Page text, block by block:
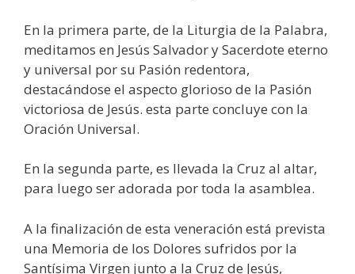
En la primera parte, de la Liturgia de la Palabra,
meditamos en Jesús Salvador y Sacerdote eterno
y universal por su Pasión redentora,
destacándose el aspecto glorioso de la Pasión
victoriosa de Jesús. esta parte concluye con la
Oración Universal.
En la segunda parte, es llevada la Cruz al altar,
para luego ser adorada por toda la asamblea.
A la finalización de esta veneración está prevista
una Memoria de los Dolores sufridos por la
Santísima Virgen junto a la Cruz de Jesús,